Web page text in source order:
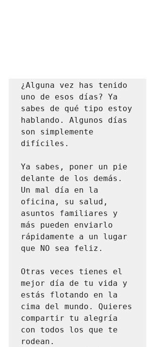
¿Alguna vez has tenido
uno de esos días? Ya
sabes de qué tipo estoy
hablando. Algunos días
son simplemente
difíciles.
Ya sabes, poner un pie
delante de los demás.
Un mal día en la
oficina, su salud,
asuntos familiares y
más pueden enviarlo
rápidamente a un lugar
que NO sea feliz.
Otras veces tienes el
mejor día de tu vida y
estás flotando en la
cima del mundo. Quieres
compartir tu alegría
con todos los que te
rodean.